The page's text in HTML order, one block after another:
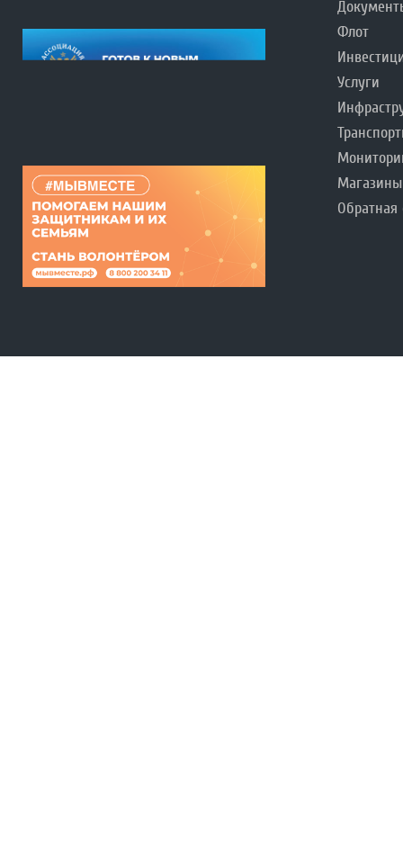
Флот
Услуги
Магазины
Обратная